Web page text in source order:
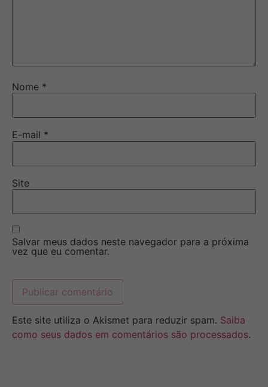
Nome *
E-mail *
Site
Salvar meus dados neste navegador para a próxima
vez que eu comentar.
Este site utiliza o Akismet para reduzir spam. Saiba
como seus dados em comentários são processados.